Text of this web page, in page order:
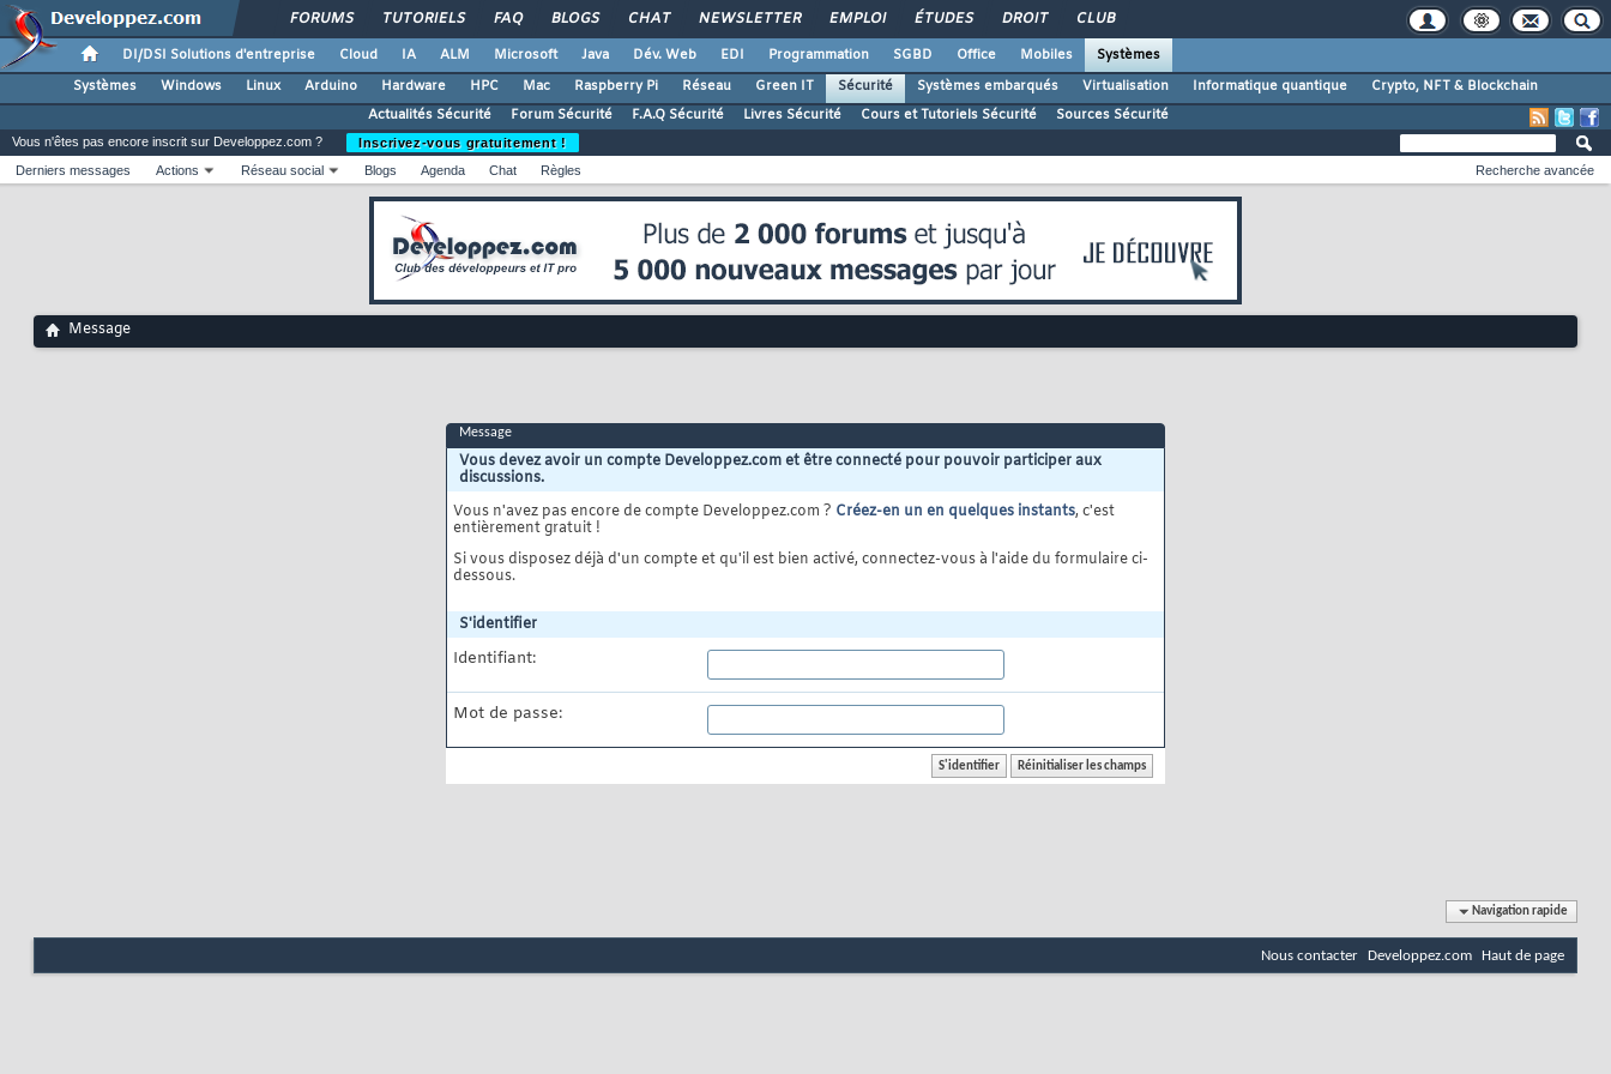
FORUMS TUTORIELS FAQ BLOGS CHAT NEWSLETTER EMPLOI ÉTUDES DROIT CLUB
DI/DSI Solutions d'entreprise Cloud IA ALM Microsoft Java Dév. Web EDI Programmation SGBD Office Mobiles
Systèmes
Systèmes
Windows Linux Arduino Hardware HPC Mac Raspberry Pi Réseau Green IT Sécurité Systèmes embarqués Virtualisation Informatique quantique
Crypto, NFT & Blockchain
Actualités Sécurité
Forum Sécurité F.A.Q Sécurité Livres Sécurité Cours et Tutoriels Sécurité Sources Sécurité
Vous n'êtes pas encore inscrit sur Developpez.com ?
Inscrivez-vous gratuitement !
Derniers messages
Actions Réseau social Blogs Agenda Chat Règles Recherche avancée
Message
Message
Vous devez avoir un compte Developpez.com et être connecté pour pouvoir participer aux
discussions.
Vous n'avez pas encore de compte Developpez.com ? Créez-en un en quelques instants, c'est
entièrement gratuit !
Si vous disposez déjà d'un compte et qu'il est bien activé, connectez-vous à l'aide du formulaire ci-
dessous.
S'identifier
Identifiant:
Mot de passe:
Navigation rapide
Nous contacter Developpez.com Haut de page